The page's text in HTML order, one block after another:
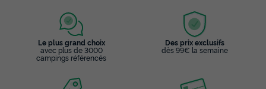
Terrasse semi-couverte
Animaux autorisés *
Cafetière
Congélateur
+ 5
Le plus grand choix
avec plus de 3000
campings référencés
Des prix exclusifs
dès 99€ la semaine